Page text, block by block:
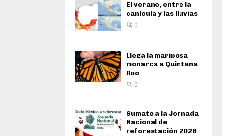
El verano, entre la
canícula y las lluvias
0
Llega la mariposa
monarca a Quintana
Roo
0
Sumate a la Jornada
Nacional de
reforestación 2026